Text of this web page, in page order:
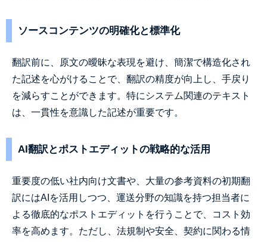
ソースコンテンツの明確化と標準化
翻訳前に、原文の曖昧な表現を避け、簡潔で構造化され
た記述を心がけることで、翻訳の精度が向上し、手戻り
を減らすことができます。特にシステム関連のテキスト
は、一貫性を意識した記述が重要です。
AI翻訳とポストエディットの戦略的な活用
重要度の低い社内向け文書や、大量の参考資料の初期翻
訳にはAIを活用しつつ、運送分野の知識を持つ担当者に
よる徹底的なポストエディットを行うことで、コスト効
率を高めます。ただし、法規制や安全、契約に関わる情